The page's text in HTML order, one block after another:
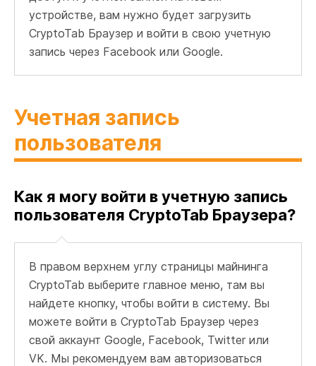
устройстве, вам нужно будет загрузить
CryptoTab Браузер и войти в свою учетную
запись через Facebook или Google.
Учетная запись
пользователя
Как я могу войти в учетную запись
пользователя CryptoTab Браузера?
В правом верхнем углу страницы майнинга
CryptoTab выберите главное меню, там вы
найдете кнопку, чтобы войти в систему. Вы
можете войти в CryptoTab Браузер через
свой аккаунт Google, Facebook, Twitter или
VK. Мы рекомендуем вам авторизоваться